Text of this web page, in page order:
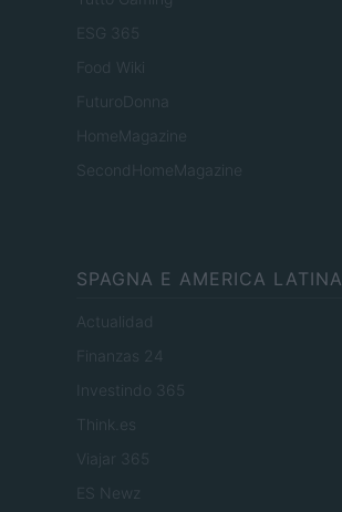
ESG 365
Food Wiki
FuturoDonna
HomeMagazine
SecondHomeMagazine
SPAGNA E AMERICA LATINA
Actualidad
Finanzas 24
Investindo 365
Think.es
Viajar 365
ES Newz